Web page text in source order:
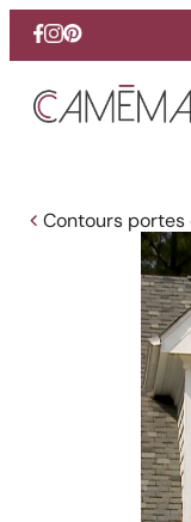
Facebook
Instagram
Pinterest
Contours